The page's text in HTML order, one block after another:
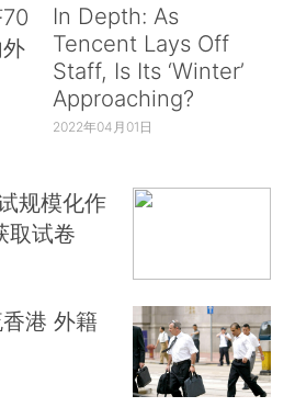
In Depth: As
Tencent Lays Off
Staff, Is Its ‘Winter’
Approaching?
2022年04月01日
规模化作
取试卷
港 外籍